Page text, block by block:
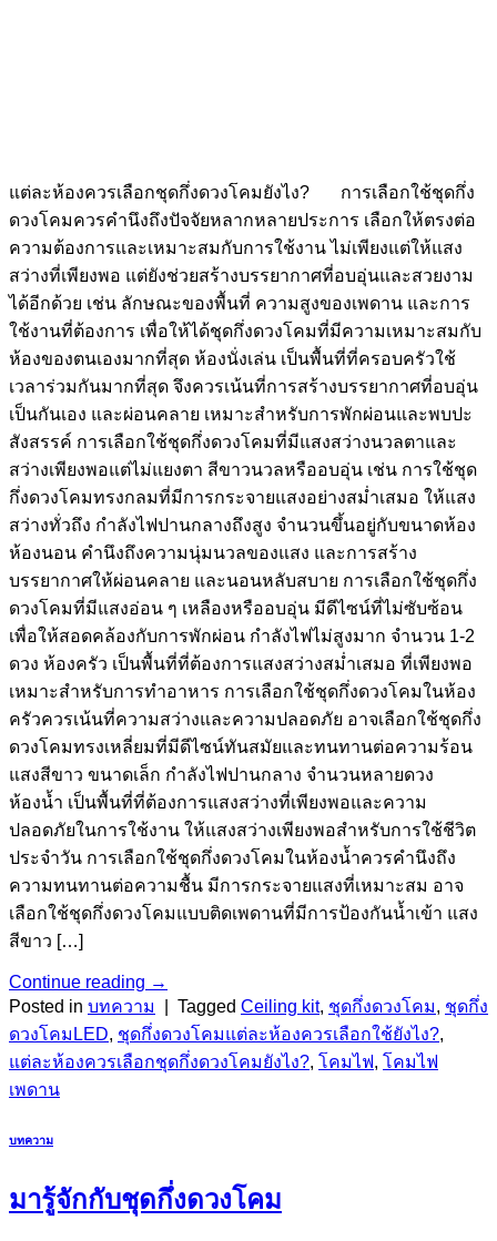
แต่ละห้องควรเลือกชุดกึ่งดวงโคมยังไง? การเลือกใช้ชุดกึ่ง
ดวงโคมควรคำนึงถึงปัจจัยหลากหลายประการ เลือกให้ตรงต่อ
ความต้องการและเหมาะสมกับการใช้งาน ไม่เพียงแต่ให้แสง
สว่างที่เพียงพอ แต่ยังช่วยสร้างบรรยากาศที่อบอุ่นและสวยงาม
ได้อีกด้วย เช่น ลักษณะของพื้นที่ ความสูงของเพดาน และการ
ใช้งานที่ต้องการ เพื่อให้ได้ชุดกึ่งดวงโคมที่มีความเหมาะสมกับ
ห้องของตนเองมากที่สุด ห้องนั่งเล่น เป็นพื้นที่ที่ครอบครัวใช้
เวลาร่วมกันมากที่สุด จึงควรเน้นที่การสร้างบรรยากาศที่อบอุ่น
เป็นกันเอง และผ่อนคลาย เหมาะสำหรับการพักผ่อนและพบปะ
สังสรรค์ การเลือกใช้ชุดกึ่งดวงโคมที่มีแสงสว่างนวลตาและ
สว่างเพียงพอแต่ไม่แยงตา สีขาวนวลหรืออบอุ่น เช่น การใช้ชุด
กึ่งดวงโคมทรงกลมที่มีการกระจายแสงอย่างสม่ำเสมอ ให้แสง
สว่างทั่วถึง กำลังไฟปานกลางถึงสูง จำนวนขึ้นอยู่กับขนาดห้อง
ห้องนอน คำนึงถึงความนุ่มนวลของแสง และการสร้าง
บรรยากาศให้ผ่อนคลาย และนอนหลับสบาย การเลือกใช้ชุดกึ่ง
ดวงโคมที่มีแสงอ่อน ๆ เหลืองหรืออบอุ่น มีดีไซน์ที่ไม่ซับซ้อน
เพื่อให้สอดคล้องกับการพักผ่อน กำลังไฟไม่สูงมาก จำนวน 1-2
ดวง ห้องครัว เป็นพื้นที่ที่ต้องการแสงสว่างสม่ำเสมอ ที่เพียงพอ
เหมาะสำหรับการทำอาหาร การเลือกใช้ชุดกึ่งดวงโคมในห้อง
ครัวควรเน้นที่ความสว่างและความปลอดภัย อาจเลือกใช้ชุดกึ่ง
ดวงโคมทรงเหลี่ยมที่มีดีไซน์ทันสมัยและทนทานต่อความร้อน
แสงสีขาว ขนาดเล็ก กำลังไฟปานกลาง จำนวนหลายดวง
ห้องน้ำ เป็นพื้นที่ที่ต้องการแสงสว่างที่เพียงพอและความ
ปลอดภัยในการใช้งาน ให้แสงสว่างเพียงพอสำหรับการใช้ชีวิต
ประจำวัน การเลือกใช้ชุดกึ่งดวงโคมในห้องน้ำควรคำนึงถึง
ความทนทานต่อความชื้น มีการกระจายแสงที่เหมาะสม อาจ
เลือกใช้ชุดกึ่งดวงโคมแบบติดเพดานที่มีการป้องกันน้ำเข้า แสง
สีขาว […]
Continue reading →
Posted in บทความ Tagged Ceiling kit, ชุดกึ่งดวงโคม, ชุดกึ่ง
ดวงโคมLED, ชุดกึ่งดวงโคมแต่ละห้องควรเลือกใช้ยังไง?,
แต่ละห้องควรเลือกชุดกึ่งดวงโคมยังไง?, โคมไฟ, โคมไฟ
เพดาน
บทความ
มารู้จักกับชุดกึ่งดวงโคม